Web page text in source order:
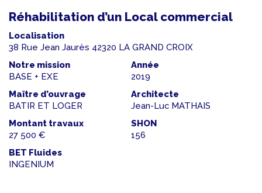
Réhabilitation d’un Local commercial
Localisation
38 Rue Jean Jaurès 42320 LA GRAND CROIX
Notre mission
BASE + EXE
Année
2019
Maître d’ouvrage
BATIR ET LOGER
Architecte
Jean-Luc MATHAIS
Montant travaux
27 500 €
SHON
156
BET Fluides
INGENIUM